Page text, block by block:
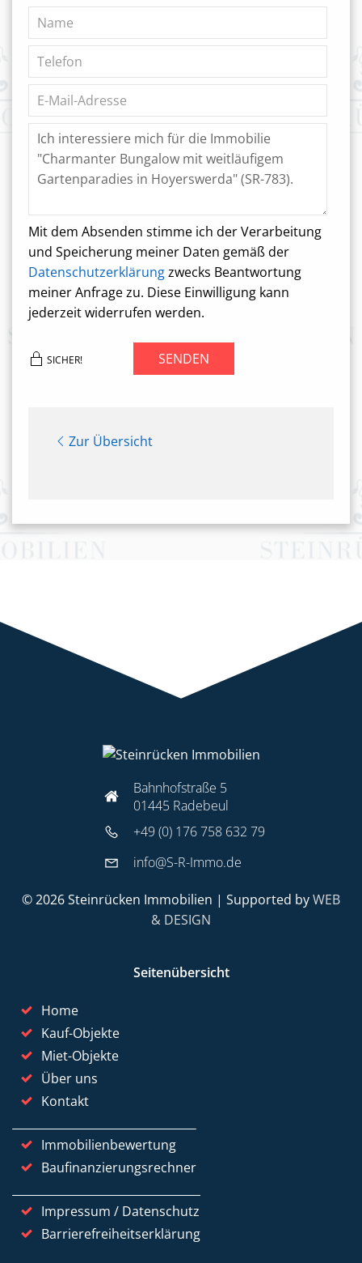
Mit dem Absenden stimme ich der Verarbeitung
und Speicherung meiner Daten gemäß der
Datenschutzerklärungzwecks Beantwortung
meiner Anfrage zu. Diese Einwilligung kann
jederzeit widerrufen werden.
SICHER! SENDEN
Zur Übersicht
Bahnhofstraße 5
01445 Radebeul
+49 (0) 176 758 632 79
info@S-R-Immo.de
© 2026 Steinrücken Immobilien | Supported byWEB
& DESIGN
Seitenübersicht
Home
Kauf-Objekte
Miet-Objekte
Über uns
Kontakt
Immobilienbewertung
Baufinanzierungsrechner
Impressum / Datenschutz
Barrierefreiheitserklärung